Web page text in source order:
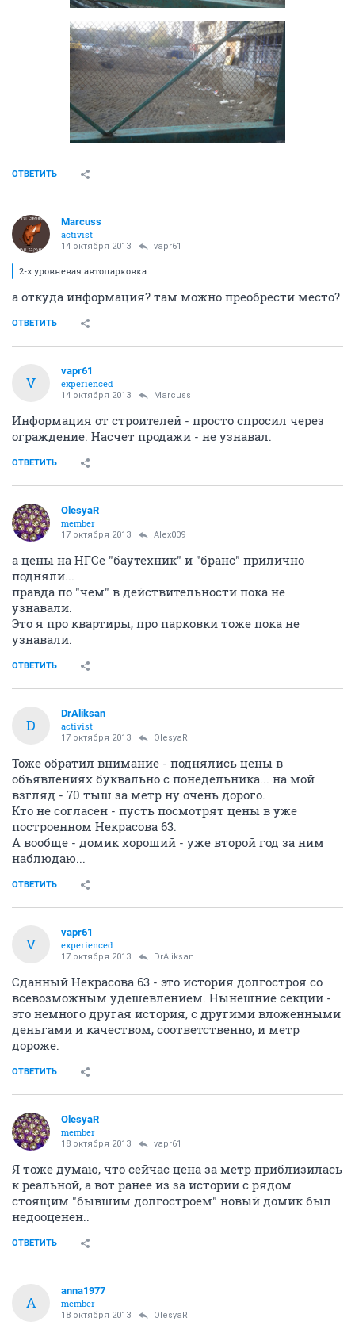
ОТВЕТИТЬ
Marcuss
activist
14 октября 2013 vapr61
2-х уровневая автопарковка
а откуда информация? там можно преобрести место?
ОТВЕТИТЬ
V
vapr61
experienced
14 октября 2013 Marcuss
Информация от строителей - просто спросил через
ограждение. Насчет продажи - не узнавал.
ОТВЕТИТЬ
OlesyaR
member
17 октября 2013 Alex009_
а цены на НГСе "баутехник" и "бранс" прилично
подняли...
правда по "чем" в действительности пока не
узнавали.
Это я про квартиры, про парковки тоже пока не
узнавали.
ОТВЕТИТЬ
D
DrAliksan
activist
17 октября 2013 OlesyaR
Тоже обратил внимание - поднялись цены в
обьявлениях буквально с понедельника... на мой
взгляд - 70 тыш за метр ну очень дорого.
Кто не согласен - пусть посмотрят цены в уже
построенном Некрасова 63.
А вообще - домик хороший - уже второй год за ним
наблюдаю...
ОТВЕТИТЬ
V
vapr61
experienced
17 октября 2013 DrAliksan
Сданный Некрасова 63 - это история долгостроя со
всевозможным удешевлением. Нынешние секции -
это немного другая история, с другими вложенными
деньгами и качеством, соответственно, и метр
дороже.
ОТВЕТИТЬ
OlesyaR
member
18 октября 2013 vapr61
Я тоже думаю, что сейчас цена за метр приблизилась
к реальной, а вот ранее из за истории с рядом
стоящим "бывшим долгостроем" новый домик был
недооценен..
ОТВЕТИТЬ
A
anna1977
member
18 октября 2013 OlesyaR